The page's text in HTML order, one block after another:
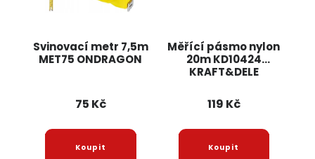
Svinovací metr 7,5m
MET75 ONDRAGON
75 Kč
Měřící pásmo nylon
20m KD10424
KRAFT&DELE
119 Kč